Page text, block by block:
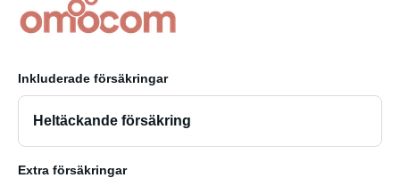
Inkluderade försäkringar
Heltäckande försäkring
Extra försäkringar